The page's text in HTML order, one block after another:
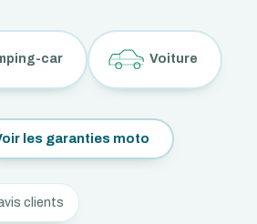
car Voiture
les garanties moto
clients